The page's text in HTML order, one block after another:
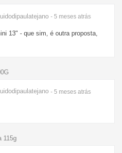
- 5 meses atrás
13" - que sim, é outra proposta,
- 5 meses atrás
115g